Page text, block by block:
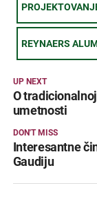
REYNAERS
UP NEXT
O
umetnosti
DON'T MISS
Interesantne
Gaudiju